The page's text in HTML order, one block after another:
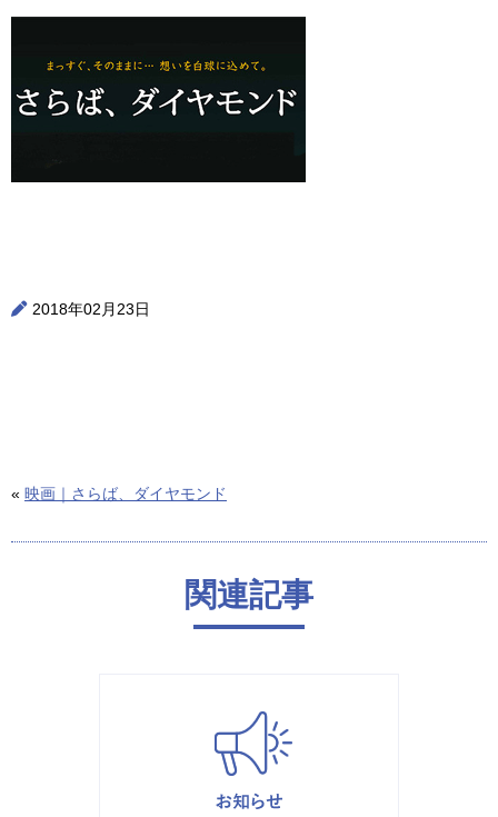
2018年02月23日
« 映画｜さらば、ダイヤモンド
関連記事